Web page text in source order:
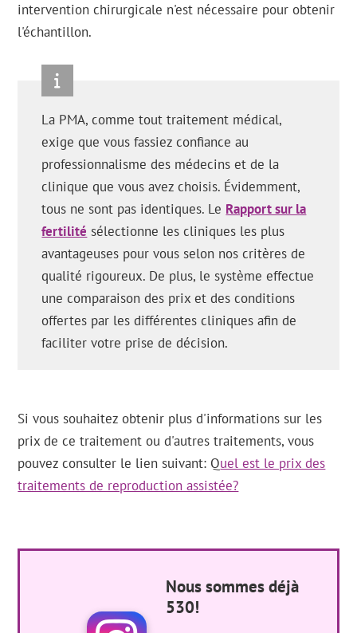
intervention chirurgicale n'est nécessaire pour obtenir
l'échantillon.
La PMA, comme tout traitement médical,
exige que vous fassiez confiance au
professionnalisme des médecins et de la
clinique que vous avez choisis. Évidemment,
tous ne sont pas identiques. Le Rapport sur la
fertilité sélectionne les cliniques les plus
avantageuses pour vous selon nos critères de
qualité rigoureux. De plus, le système effectue
une comparaison des prix et des conditions
offertes par les différentes cliniques afin de
faciliter votre prise de décision.
Si vous souhaitez obtenir plus d'informations sur les
prix de ce traitement ou d'autres traitements, vous
pouvez consulter le lien suivant: Quel est le prix des
traitements de reproduction assistée?
Nous sommes déjà
530!